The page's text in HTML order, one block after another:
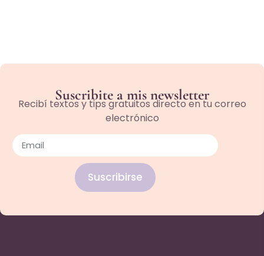
Suscribite a mis newsletter
Recibí textos y tips gratuitos directo en tu correo
electrónico
Suscribirse